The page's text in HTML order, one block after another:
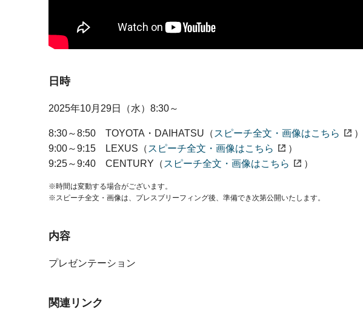
日時
2025年10月29日（水） 8:30～
8:30～8:50 TOYOTA・DAIHATSU （ スピーチ全文・画像はこちら
）
9:00～9:15 LEXUS （ スピーチ全文・画像はこちら
）
9:25～9:40 CENTURY （ スピーチ全文・画像はこちら ）
時間は変動する場合がございます。
スピーチ全文・画像は、プレスブリーフィング後、準備でき次第公開いたします。
内容
プレゼンテーション
関連リンク